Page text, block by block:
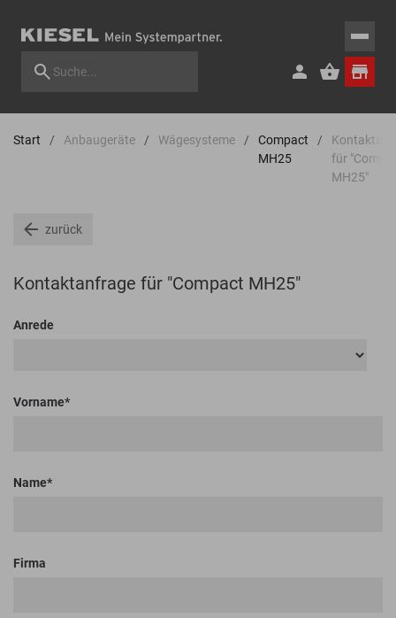
Start Anbaugeräte Wägesysteme
Compact
MH25
für
MH25"
zurück
Kontaktanfrage für "Compact MH25"
Anrede
Vorname
Name
Firma